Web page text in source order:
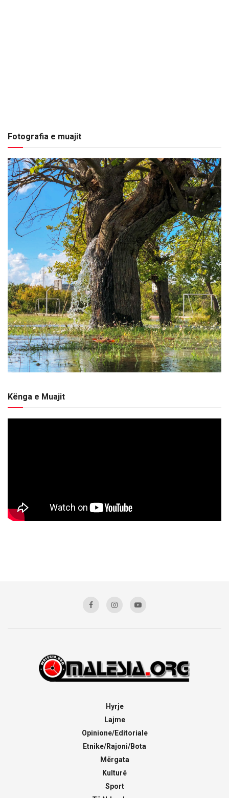
Fotografia e muajit
Kënga e Muajit
Hyrje
Lajme
Opinione/Editoriale
Etnike/Rajoni/Bota
Mërgata
Kulturë
Sport